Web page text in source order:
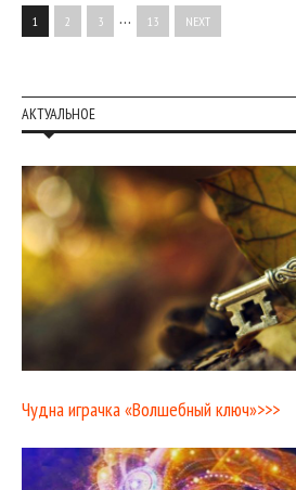
1 2 3 … 13 NEXT
АКТУАЛЬНОЕ
Чудна играчка «Волшебный ключ»>>>